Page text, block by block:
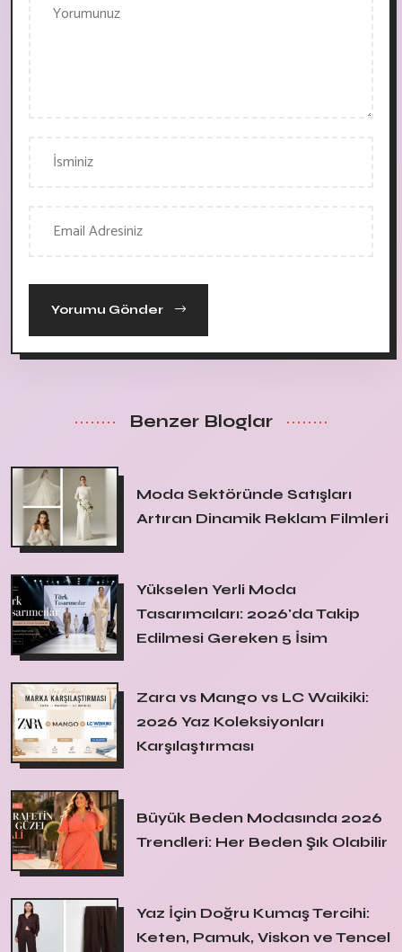
Yorumu Gönder
Benzer Bloglar
Moda Sektöründe Satışları
Artıran Dinamik Reklam Filmleri
Yükselen Yerli Moda
Tasarımcıları: 2026'da Takip
Edilmesi Gereken 5 İsim
Zara vs Mango vs LC Waikiki:
2026 Yaz Koleksiyonları
Karşılaştırması
Büyük Beden Modasında 2026
Trendleri: Her Beden Şık Olabilir
Yaz İçin Doğru Kumaş Tercihi:
Keten, Pamuk, Viskon ve Tencel